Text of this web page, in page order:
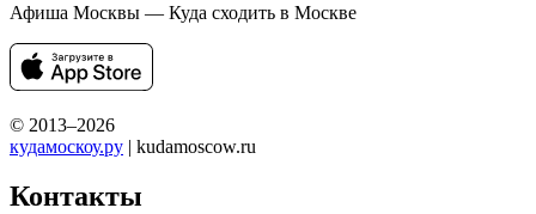
Афиша Москвы — Куда сходить в Москве
© 2013–2026
кудамоскоу.ру | kudamoscow.ru
Контакты